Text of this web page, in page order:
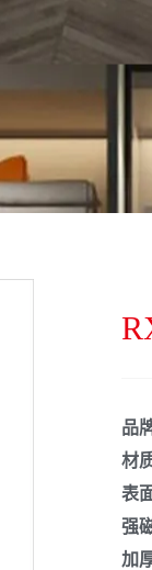
品
材
表
强
加